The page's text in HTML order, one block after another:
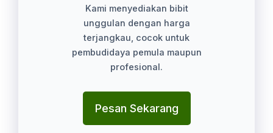
Kami menyediakan bibit
unggulan dengan harga
terjangkau, cocok untuk
pembudidaya pemula maupun
profesional.
Pesan Sekarang